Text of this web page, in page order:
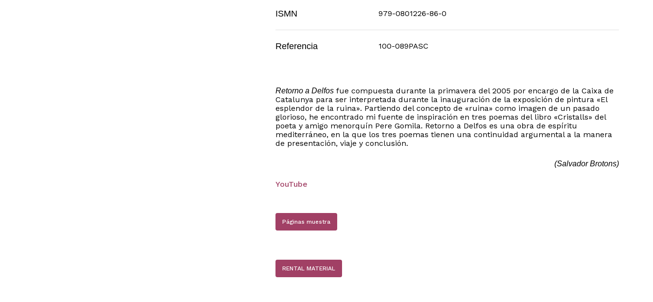
ISMN 979-0801226-86-0
Referencia 100-089PASC
Retorno a Delfosfue compuesta durante la primavera del 2005 por encargo de la Caixa de
Catalunya para ser interpretada durante la inauguración de la exposición de pintura «El
esplendor de la ruina». Partiendo del concepto de «ruina» como imagen de un pasado
glorioso, he encontrado mi fuente de inspiración en tres poemas del libro «Cristalls» del
poeta y amigo menorquín Pere Gomila. Retorno a Delfos es una obra de espíritu
mediterráneo, en la que los tres poemas tienen una continuidad argumental a la manera
de presentación, viaje y conclusión.
(Salvador Brotons)
YouTube
Páginas muestra
RENTAL MATERIAL